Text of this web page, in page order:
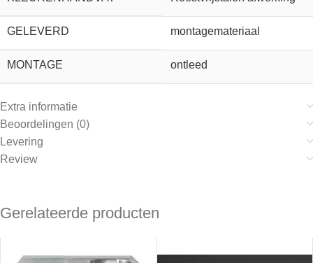
GELEVERD montagemateriaal
MONTAGE ontleed
Extra informatie
Beoordelingen (0)
Levering
Review
Gerelateerde producten